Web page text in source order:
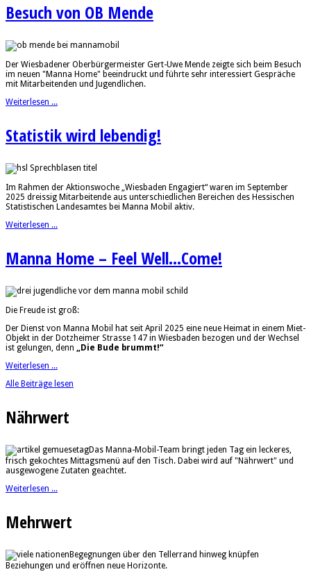
Besuch von OB Mende
Der Wiesbadener Oberbürgermeister Gert-Uwe Mende zeigte sich beim Besuch
im neuen "Manna Home" beeindruckt und führte sehr interessiert Gespräche
mit Mitarbeitenden und Jugendlichen.
Weiterlesen ...
Statistik wird lebendig!
Im Rahmen der Aktionswoche „Wiesbaden Engagiert“ waren im September
2025 dreissig Mitarbeitende aus unterschiedlichen Bereichen des Hessischen
Statistischen Landesamtes bei Manna Mobil aktiv.
Weiterlesen ...
Manna Home – Feel Well...Come!
Die Freude ist groß:
Der Dienst von Manna Mobil hat seit April 2025 eine neue Heimat in einem Miet-
Objekt in der Dotzheimer Strasse 147 in Wiesbaden bezogen und der Wechsel
ist gelungen, denn „Die Bude brummt!“
Weiterlesen ...
Alle Beiträge lesen
Nährwert
Das Manna-Mobil-Team bringt jeden Tag ein leckeres,
frisch gekochtes Mittagsmenü auf den Tisch. Dabei wird auf "Nährwert" und
ausgewogene Zutaten geachtet.
Weiterlesen ...
Mehrwert
Begegnungen über den Tellerrand hinweg knüpfen
Beziehungen und eröffnen neue Horizonte.